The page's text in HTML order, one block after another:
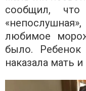
сообщил,
любимое
было. Ребенок
наказала мать